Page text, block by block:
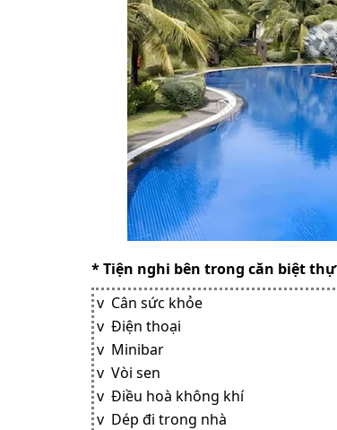
* Tiện nghi bên trong căn biệt thự
v Cân sức khỏe
v Điện thoại
v Minibar
v Vòi sen
v Điều hoà không khí
v Dép đi trong nhà